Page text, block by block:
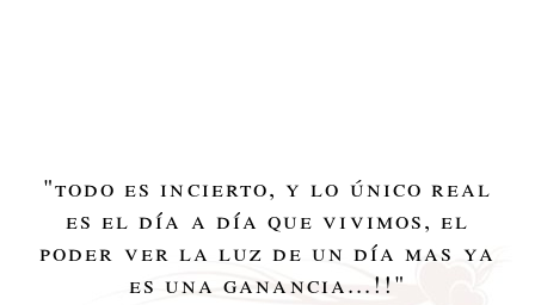
"todo es incierto, y lo único real
es el día a día que vivimos, el
poder ver la luz de un día mas ya
es una ganancia...!!"